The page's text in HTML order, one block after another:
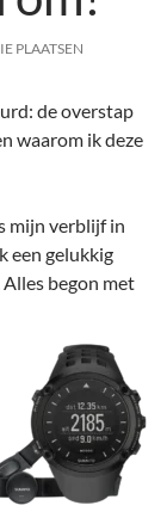
PLAATSEN
de overstap
waarom ik deze
mijn verblijf in
een gelukkig
begon met